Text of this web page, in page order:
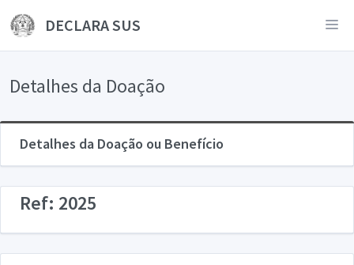
DECLARA SUS
Detalhes da Doação
Detalhes da Doação ou Benefício
Ref: 2025